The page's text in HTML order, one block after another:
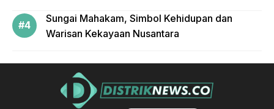
Sungai Mahakam, Simbol Kehidupan dan
Warisan Kekayaan Nusantara